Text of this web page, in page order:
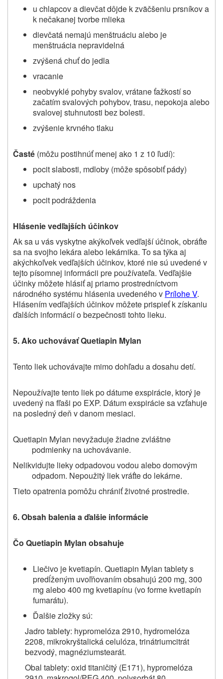
u chlapcov a dievčat dôjde k zväčšeniu prsníkov a
k nečakanej tvorbe mlieka
dievčatá nemajú menštruáciu alebo je
menštruácia nepravidelná
zvýšená chuť do jedla
vracanie
neobvyklé pohyby svalov, vrátane ťažkostí so
začatím svalových pohybov, trasu, nepokojaalebo
svalovej stuhnutosti bez bolesti.
zvýšenie krvného tlaku
Časté (môžu postihnúť menej ako 1 z 10 ľudí):
pocit slabosti, mdloby (môže spôsobiť pády)
upchatý nos
pocit podráždenia
Hlásenie vedľajších účinkov
Ak sa u vás vyskytne akýkoľvek vedľajší účinok, obráťte
sa na svojho lekára alebo lekárnika. To sa týka aj
akýchkoľvek vedľajších účinkov, ktoré nie sú uvedené v
tejto písomnej informácii pre používateľa. Vedľajšie
účinky môžete hlásiť aj priamo prostredníctvom
národného systému hlásenia uvedeného v Prílohe V.
Hlásením vedľajších účinkov môžete prispieť k získaniu
ďalších informácií o bezpečnosti tohto lieku.
5. Ako uchovávať Quetiapin Mylan
Tento liek uchovávajte mimo dohľadu a dosahu detí.
Nepoužívajte tento liek po dátume exspirácie, ktorý je
uvedený na fľaši po EXP. Dátum exspirácie sa vzťahuje
na posledný deň v danom mesiaci.
Quetiapin Mylan nevyžaduje žiadne zvláštne
podmienky na uchovávanie.
Nelikvidujte lieky odpadovou vodou alebo domovým
odpadom. Nepoužitý liek vráťte do lekárne.
Tieto opatrenia pomôžu chrániť životné prostredie.
6.Obsah balenia a ďalšie informácie
Čo Quetiapin Mylan obsahuje
Liečivo je kvetiapín. Quetiapin Mylan tablety s
predĺženým uvoľňovaním obsahujú 200 mg, 300
mg alebo 400 mg kvetiapínu (vo forme kvetiapín
fumarátu).
Ďalšie zložky sú:
Jadro tablety: hypromelóza 2910, hydromelóza
2208, mikrokryštalická celulóza, trinátriumcitrát
bezvodý, magnéziumstearát.
Obal tablety: oxid titaničitý (E171), hypromelóza